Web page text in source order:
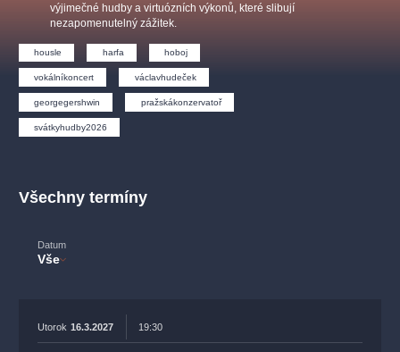
výjimečné hudby a virtuózních výkonů, které slibují
nezapomenutelný zážitek.
housle harfa hoboj
vokálníkoncert václavhudeček
georgegershwin pražskákonzervatoř
svátkyhudby2026
Všechny termíny
Datum
Vše
Utorok 16.3.2027 19:30
muzikálypraha
Nejnavštěvovanější